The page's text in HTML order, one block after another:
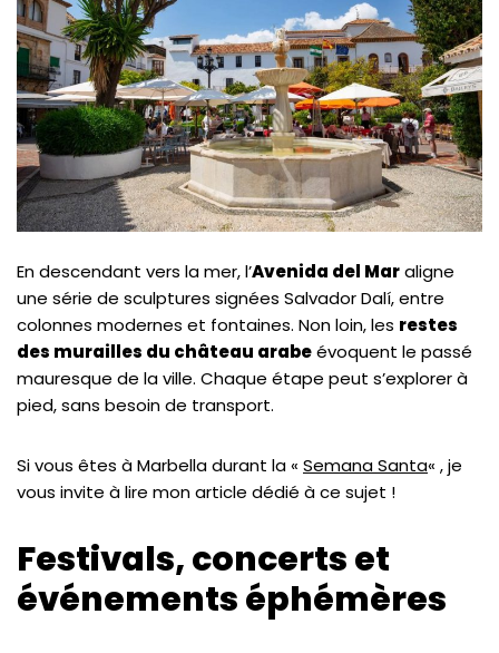
En descendant vers la mer, l’Avenida del Maraligne
une série de sculptures signées Salvador Dalí, entre
colonnes modernes et fontaines. Non loin, les restes
des murailles du château arabeévoquent le passé
mauresque de la ville. Chaque étape peut s’explorer à
pied, sans besoin de transport.
Si vous êtes à Marbella durant la « Semana Santa« , je
vous invite à lire mon article dédié à ce sujet !
Festivals, concerts et
événements éphémères